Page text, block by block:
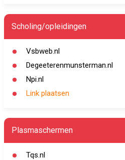
Scholing/opleidingen
Vsbweb.nl
Degeeterenmunsterman.nl
Npi.nl
Link plaatsen
Plasmaschermen
Tqs.nl